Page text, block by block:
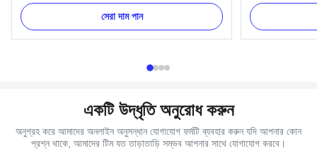
Material Plastic and Metal Color Multi Color
Delivery Time 30 days after the order confirmed
Payment Term TT, L/C, Western Union MOQ 100
সেরা দাম পান
nuts. And we
Name TX-
Metal Color
একটি উদ্ধৃতি অনুরোধ করুন
অনুগ্রহ করে আমাদের অনলাইন অনুসন্ধান যোগাযোগ ফর্মটি ব্যবহার করুন যদি আপনার কোন
প্রশ্ন থাকে, আমাদের টিম যত তাড়াতাড়ি সম্ভব আপনার সাথে যোগাযোগ করবে।